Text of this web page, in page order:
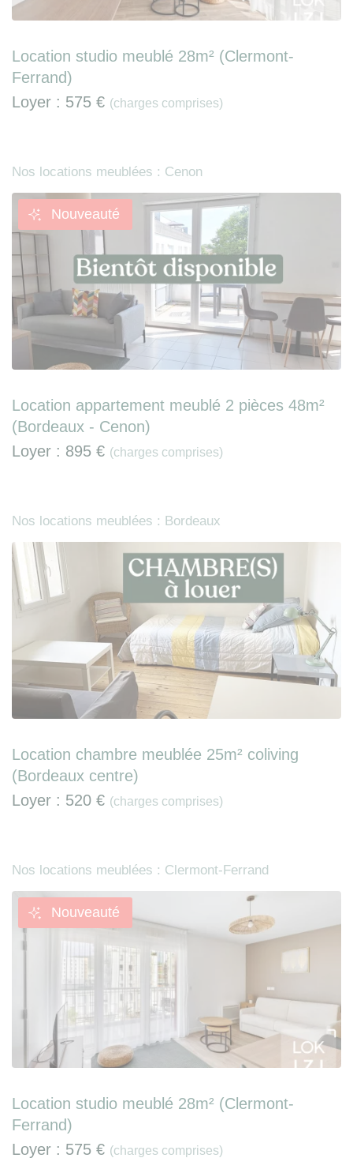
Location studio meublé 28m² (Clermont-
Ferrand)
Loyer : 575 € (charges comprises)
Nos locations meublées : Cenon
Nouveauté
Location appartement meublé 2 pièces 48m²
(Bordeaux - Cenon)
Loyer : 895 € (charges comprises)
Nos locations meublées : Bordeaux
Location chambre meublée 25m² coliving
(Bordeaux centre)
Loyer : 520 € (charges comprises)
Nos locations meublées : Clermont-Ferrand
Nouveauté
Location studio meublé 28m² (Clermont-
Ferrand)
Loyer : 575 € (charges comprises)